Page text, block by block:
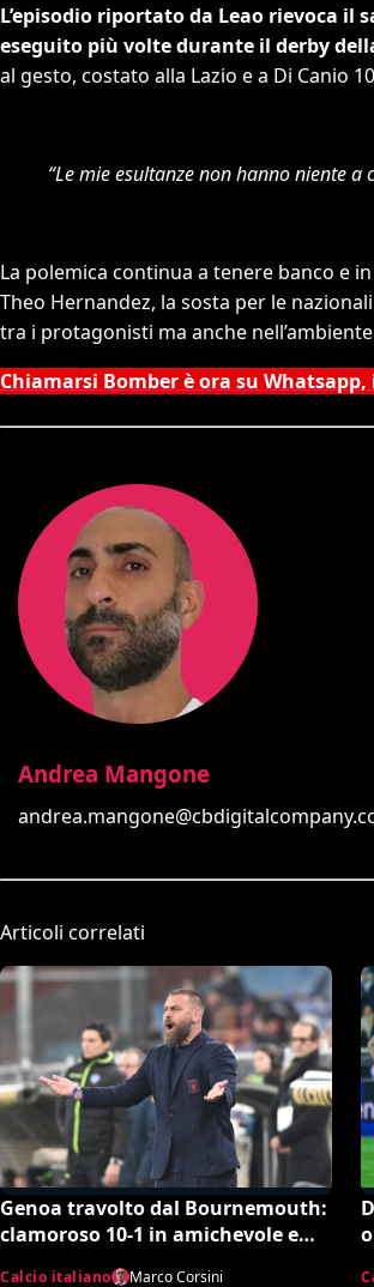
L’episodio riportato da Leao rievoca il
eseguito più volte durante il derby
al gesto, costato alla Lazio e a Di Canio
“Le mie esultanze non hanno niente
La polemica continua a tenere banco e
Theo Hernandez, la sosta per le
tra i protagonisti ma anche
Chiamarsi Bomber è ora su
Andrea Mangone
Articoli correlati
Genoa travolto dal Bournemouth:
clamoroso 10-1 in amichevole e
Calcio italiano
Marco Corsini